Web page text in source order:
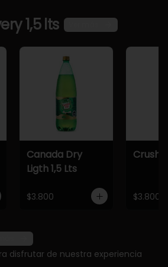
1,5 lts
Canada Dry
Ligth 1,5 Lts
$3.800
Crush
$3.800
disfrutar de nuestra experiencia